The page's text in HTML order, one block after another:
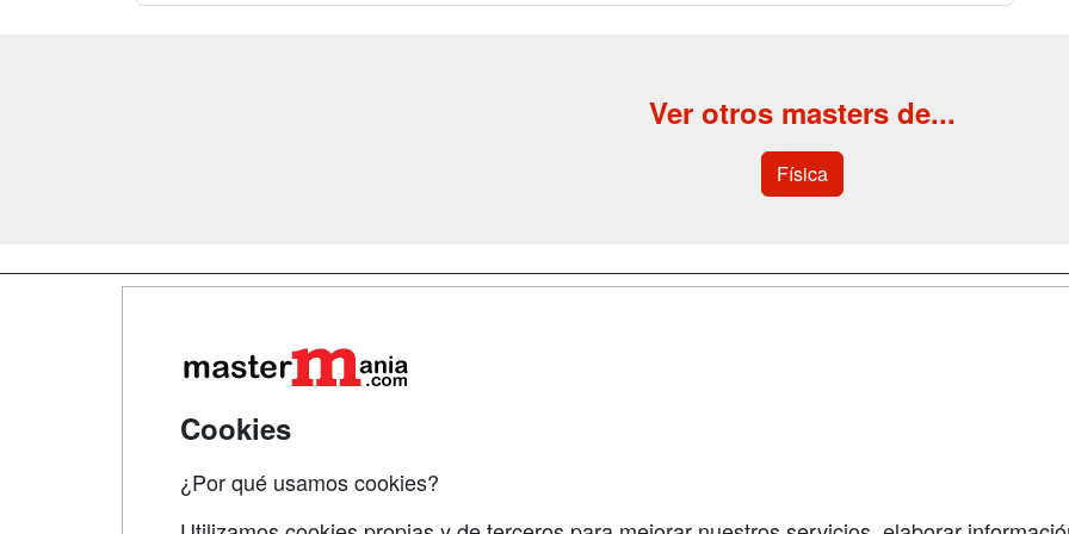
Ver otros masters de...
Física
Cookies
¿Por qué usamos cookies?